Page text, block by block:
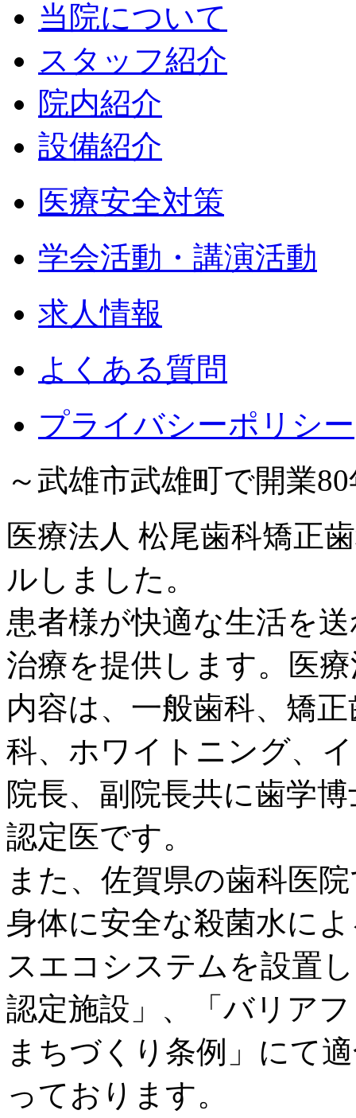
当院について
スタッフ紹介
院内紹介
設備紹介
医療安全対策
学会活動・講演活動
求人情報
よくある質問
プライバシーポリシー
～武雄市武雄町で開業
医療法人 松尾歯科矯正
ルしました。
患者様が快適な生活を
治療を提供します。医
内容は、一般歯科、矯
科、ホワイトニング、
院長、副院長共に歯学
認定医です。
また、佐賀県の歯科医
身体に安全な殺菌水に
スエコシステムを設置
認定施設」、「バリア
まちづくり条例」にて
っております。